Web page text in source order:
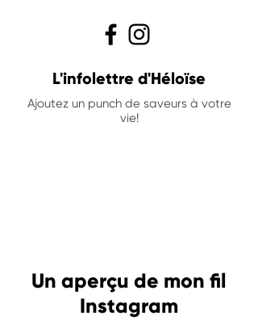
L'infolettre d'Héloïse
Ajoutez un punch de saveurs à votre
vie!
Un aperçu de mon fil
Instagram